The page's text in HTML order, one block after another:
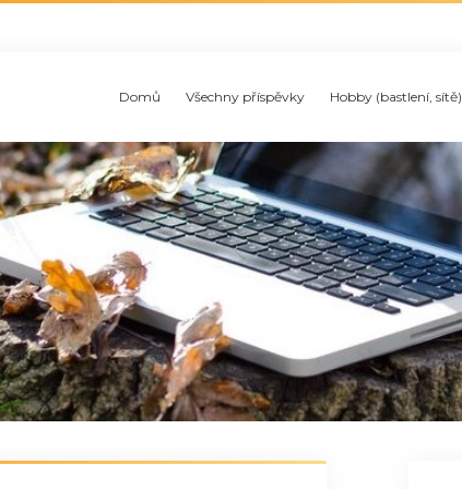
Domů Všechny příspěvky Hobby (bastlení, sítě)